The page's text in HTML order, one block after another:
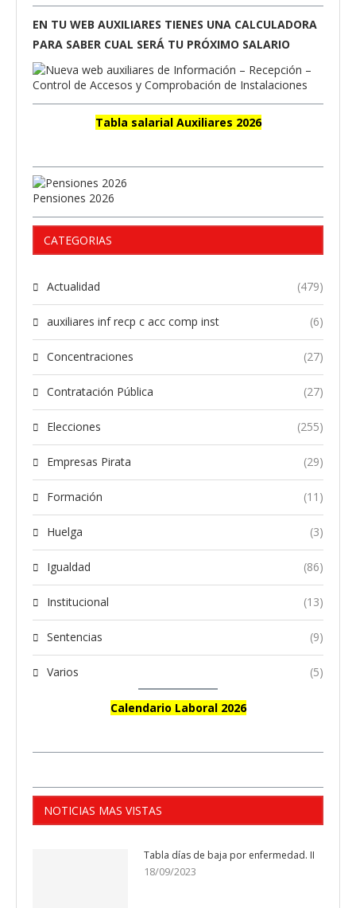
EN TU WEB AUXILIARES TIENES UNA CALCULADORA
PARA SABER CUAL SERÁ TU PRÓXIMO SALARIO
Tabla salarial Auxiliares 2026
Pensiones 2026
CATEGORIAS
Actualidad (479)
auxiliares inf recp c acc comp inst (6)
Concentraciones (27)
Contratación Pública (27)
Elecciones (255)
Empresas Pirata (29)
Formación (11)
Huelga (3)
Igualdad (86)
Institucional (13)
Sentencias (9)
Varios (5)
Calendario Laboral 2026
NOTICIAS MAS VISTAS
Tabla días de baja por enfermedad. II
18/09/2023